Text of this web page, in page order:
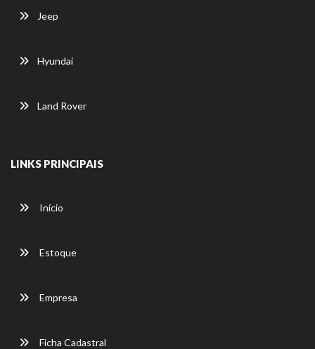
Jeep
Hyundai
Land Rover
LINKS PRINCIPAIS
Início
Estoque
Empresa
Ficha Cadastral